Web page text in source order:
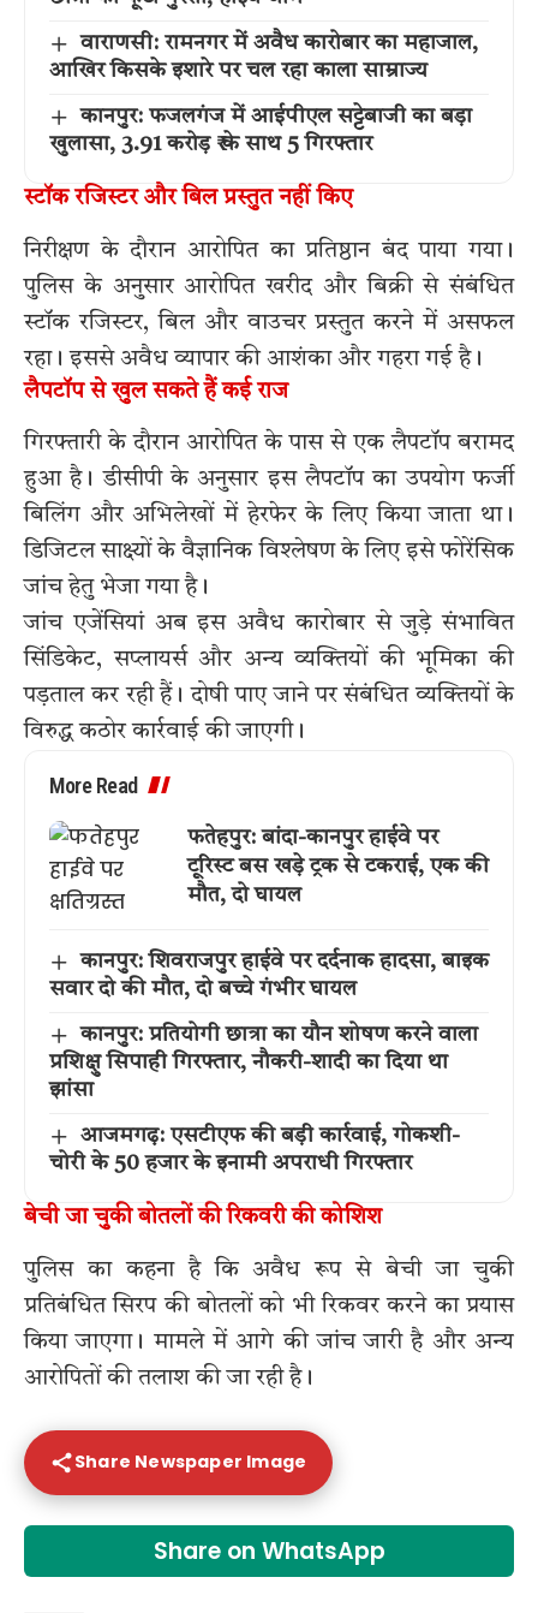
वाराणसी: रामनगर में अवैध कारोबार का महाजाल,
आखिर किसके इशारे पर चल रहा काला साम्राज्य
कानपुर: फजलगंज में आईपीएल सट्टेबाजी का बड़ा
खुलासा, 3.91 करोड़ ₹ के साथ 5 गिरफ्तार
स्टॉक रजिस्टर और बिल प्रस्तुत नहीं किए
निरीक्षण के दौरान आरोपित का प्रतिष्ठान बंद पाया गया।
पुलिस के अनुसार आरोपित खरीद और बिक्री से संबंधित
स्टॉक रजिस्टर, बिल और वाउचर प्रस्तुत करने में असफल
रहा। इससे अवैध व्यापार की आशंका और गहरा गई है।
लैपटॉप से खुल सकते हैं कई राज
गिरफ्तारी के दौरान आरोपित के पास से एक लैपटॉप बरामद
हुआ है। डीसीपी के अनुसार इस लैपटॉप का उपयोग फर्जी
बिलिंग और अभिलेखों में हेरफेर के लिए किया जाता था।
डिजिटल साक्ष्यों के वैज्ञानिक विश्लेषण के लिए इसे फोरेंसिक
जांच हेतु भेजा गया है।
जांच एजेंसियां अब इस अवैध कारोबार से जुड़े संभावित
सिंडिकेट, सप्लायर्स और अन्य व्यक्तियों की भूमिका की
पड़ताल कर रही हैं। दोषी पाए जाने पर संबंधित व्यक्तियों के
विरुद्ध कठोर कार्रवाई की जाएगी।
More Read
फतेहपुर: बांदा-कानपुर हाईवे पर
टूरिस्ट बस खड़े ट्रक से टकराई, एक की
मौत, दो घायल
कानपुर: शिवराजपुर हाईवे पर दर्दनाक हादसा, बाइक
सवार दो की मौत, दो बच्चे गंभीर घायल
कानपुर: प्रतियोगी छात्रा का यौन शोषण करने वाला
प्रशिक्षु सिपाही गिरफ्तार, नौकरी-शादी का दिया था
झांसा
आजमगढ़: एसटीएफ की बड़ी कार्रवाई, गोकशी-
चोरी के 50 हजार के इनामी अपराधी गिरफ्तार
बेची जा चुकी बोतलों की रिकवरी की कोशिश
पुलिस का कहना है कि अवैध रूप से बेची जा चुकी
प्रतिबंधित सिरप की बोतलों को भी रिकवर करने का प्रयास
किया जाएगा। मामले में आगे की जांच जारी है और अन्य
आरोपितों की तलाश की जा रही है।
Share Newspaper Image
Share on WhatsApp